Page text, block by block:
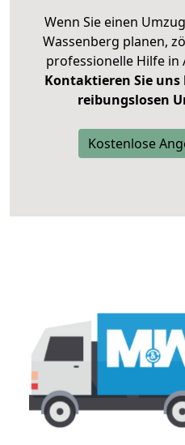
Wenn Sie einen
Wassenberg planen,
professionelle Hilfe in
Kontaktieren Sie uns
reibungslosen
Kostenlose